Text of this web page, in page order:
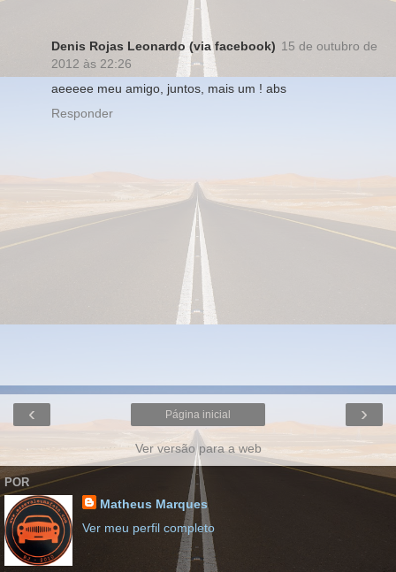
Denis Rojas Leonardo (via facebook) 15 de outubro de
2012 às 22:26
aeeeee meu amigo, juntos, mais um ! abs
Responder
‹ ›
Página inicial
Ver versão para a web
POR
Matheus Marques
Ver meu perfil completo